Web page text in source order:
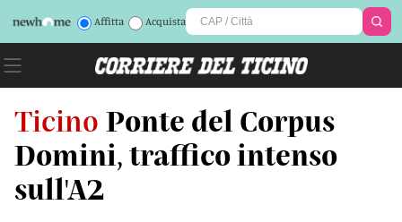
Affitta Acquista
Ticino Ponte del Corpus
Domini, traffico intenso
sull'A2